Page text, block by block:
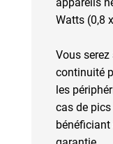
Watts (0,8
Vous
continuité
les
cas de
bénéficiant